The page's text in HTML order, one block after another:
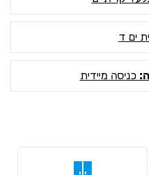
ים ד
כניסה מיידית